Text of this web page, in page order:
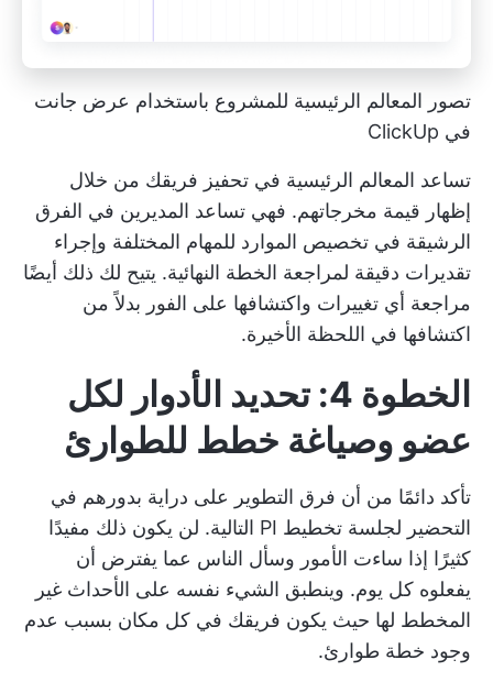
تصور المعالم الرئيسية للمشروع باستخدام عرض جانت
في ClickUp
تساعد المعالم الرئيسية في تحفيز فريقك من خلال
إظهار قيمة مخرجاتهم. فهي تساعد المديرين في الفرق
الرشيقة في تخصيص الموارد للمهام المختلفة وإجراء
تقديرات دقيقة لمراجعة الخطة النهائية. يتيح لك ذلك أيضًا
مراجعة أي تغييرات واكتشافها على الفور بدلاً من
اكتشافها في اللحظة الأخيرة.
الخطوة 4: تحديد الأدوار لكل
عضو وصياغة خطط للطوارئ
تأكد دائمًا من أن فرق التطوير على دراية بدورهم في
التحضير لجلسة تخطيط PI التالية. لن يكون ذلك مفيدًا
كثيرًا إذا ساءت الأمور وسأل الناس عما يفترض أن
يفعلوه كل يوم. وينطبق الشيء نفسه على الأحداث غير
المخطط لها حيث يكون فريقك في كل مكان بسبب عدم
وجود خطة طوارئ.